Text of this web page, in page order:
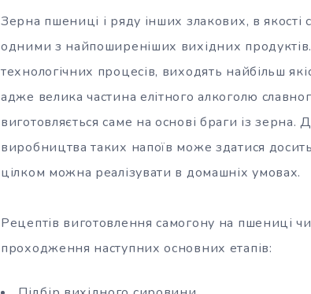
Зерна пшениці і ряду інших злакових, в
одними з найпоширеніших вихідних
технологічних процесів, виходять найбільш
адже велика частина елітного алкоголю
виготовляється саме на основі браги із зерна.
виробництва таких напоїв може здатися
цілком можна реалізувати в домашніх умовах.
Рецептів виготовлення самогону на пшениці
проходження наступних основних етапів: